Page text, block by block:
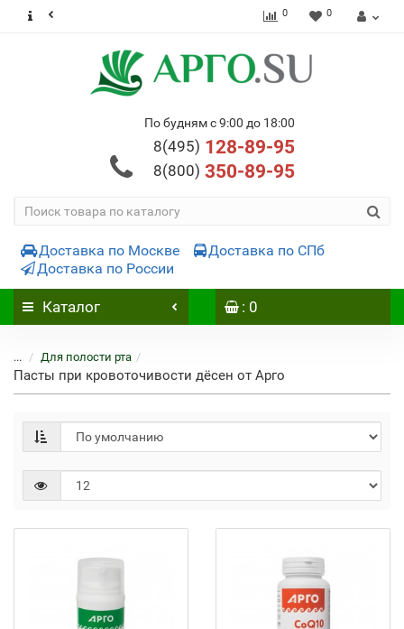
0 0
По будням с 9:00 до 18:00
8(495) 128-89-95
8(800) 350-89-95
Доставка по Москве
Доставка по СПб
Доставка по России
Каталог : 0
... Для полости рта
Пасты при кровоточивости дёсен от Арго